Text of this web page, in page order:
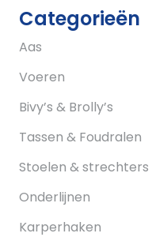
Categorieën
Aas
Voeren
Bivy’s & Brolly’s
Tassen & Foudralen
Stoelen & strechters
Onderlijnen
Karperhaken